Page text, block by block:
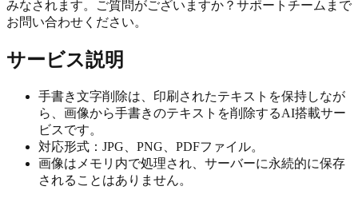
みなされます。ご質問がございますか？サポートチームまで
お問い合わせください。
サービス説明
手書き文字削除は、印刷されたテキストを保持しなが
ら、画像から手書きのテキストを削除するAI搭載サー
ビスです。
対応形式：JPG、PNG、PDFファイル。
画像はメモリ内で処理され、サーバーに永続的に保存
されることはありません。